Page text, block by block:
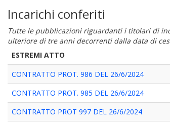
Incarichi conferiti
Tutte le pubblicazioni riguardanti i titolari di
ulteriore di tre anni decorrenti dalla data di
ESTREMI ATTO
CONTRATTO PROT. 986 DEL 26/6/2024
CONTRATTO PROT. 985 DEL 26/6/2024
CONTRATTO PROT 997 DEL 26/6/2024